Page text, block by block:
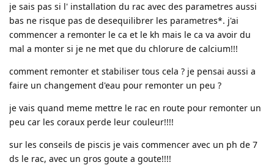
je sais pas si l' installation du rac avec des parametres aussi
bas ne risque pas de desequilibrer les parametres*. j'ai
commencer a remonter le ca et le kh mais le ca va avoir du
mal a monter si je ne met que du chlorure de calcium!!!
comment remonter et stabiliser tous cela ? je pensai aussi a
faire un changement d'eau pour remonter un peu ?
je vais quand meme mettre le rac en route pour remonter un
peu car les coraux perde leur couleur!!!!
sur les conseils de piscis je vais commencer avec un ph de 7
ds le rac, avec un gros goute a goute!!!!